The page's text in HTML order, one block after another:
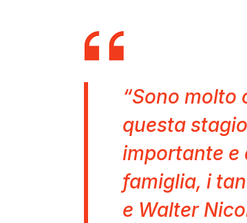
“Sono molto
questa
importante e
famiglia, i
e Walter